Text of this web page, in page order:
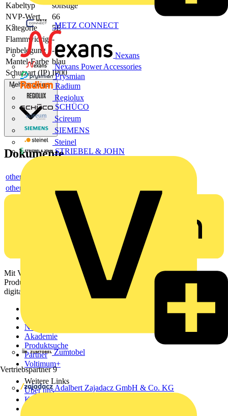
METZ CONNECT
Nexans
Nexans Power Accessories
Prysmian
Radium
Regiolux
SCHÜCO
Scireum
SIEMENS
Steinel
STRIEBEL & JOHN
Zumtobel
Vertriebspartner 9
Adalbert Zajadacz GmbH & Co. KG
Kabeltyp
sonstige
NVP-Wert
66
Kategorie
5E
Flammwidrig -
Pinbelegung
-
Mantel-Farbe blau
Schutzart (IP) IP00
Mehr anzeigen
Dokumente
others
others
Mit Voltimum erhalten Elektrofachkräfte Zugang zu Branchennews,
Produktinformationen, Schulungen und Tools – alles auf einer
digitalen Plattform und Community.
News
Akademie
Produktsuche
Partner
Voltimum+
Weitere Links
Über uns
Kontakt